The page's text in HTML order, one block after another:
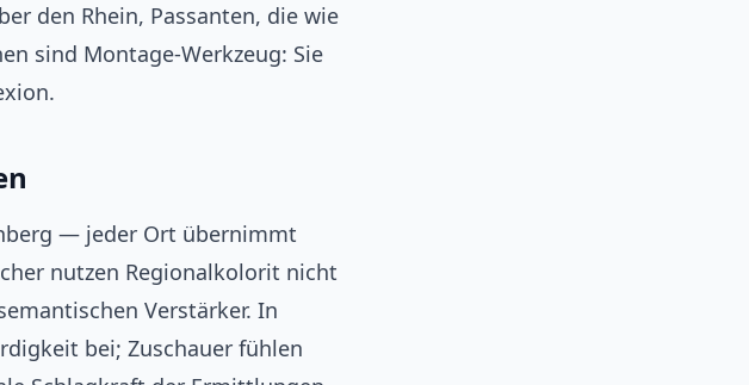
den Rhein, Passanten, die wie
sind Montage-Werkzeug: Sie
— jeder Ort übernimmt
nutzen Regionalkolorit nicht
Verstärker. In
bei; Zuschauer fühlen